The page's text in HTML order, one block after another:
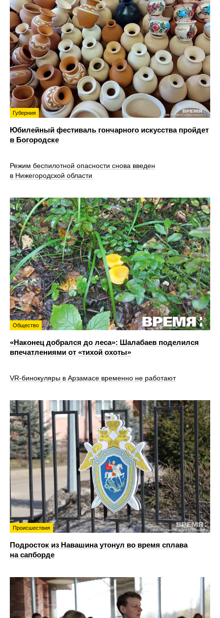
Губерния
Юбилейный фестиваль гончарного искусства пройдет
в Богородске
Режим беспилотной опасности снова введен
в Нижегородской области
Общество
«Наконец добрался до леса»: Шалабаев поделился
впечатлениями от «тихой охоты»
VR‑бинокуляры в Арзамасе временно не работают
Происшествия
Подросток из Навашина утонул во время сплава
на сапборде